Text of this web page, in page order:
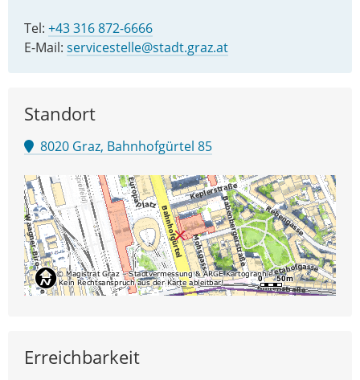
Tel: +43 316 872-6666
E-Mail: servicestelle@stadt.graz.at
Standort
8020 Graz, Bahnhofgürtel 85
Erreichbarkeit